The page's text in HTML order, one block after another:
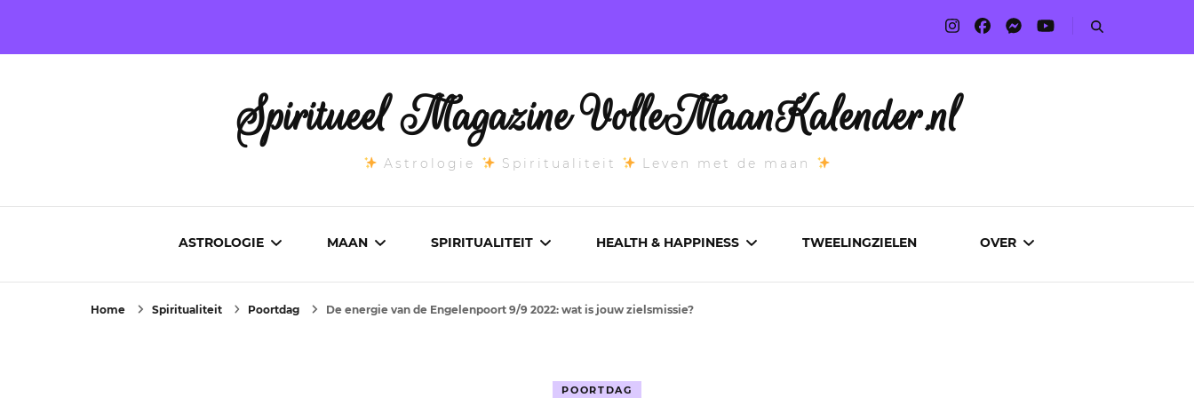
Spiritueel Magazine VolleMaanKalender.nl
Astrologie Spiritualiteit Leven met de maan
ASTROLOGIE MAAN SPIRITUALITEIT HEALTH & HAPPINESS TWEELINGZIELEN OVER
Home Spiritualiteit Poortdag De energie van de Engelenpoort 9/9 2022: wat is jouw zielsmissie?
POORTDAG